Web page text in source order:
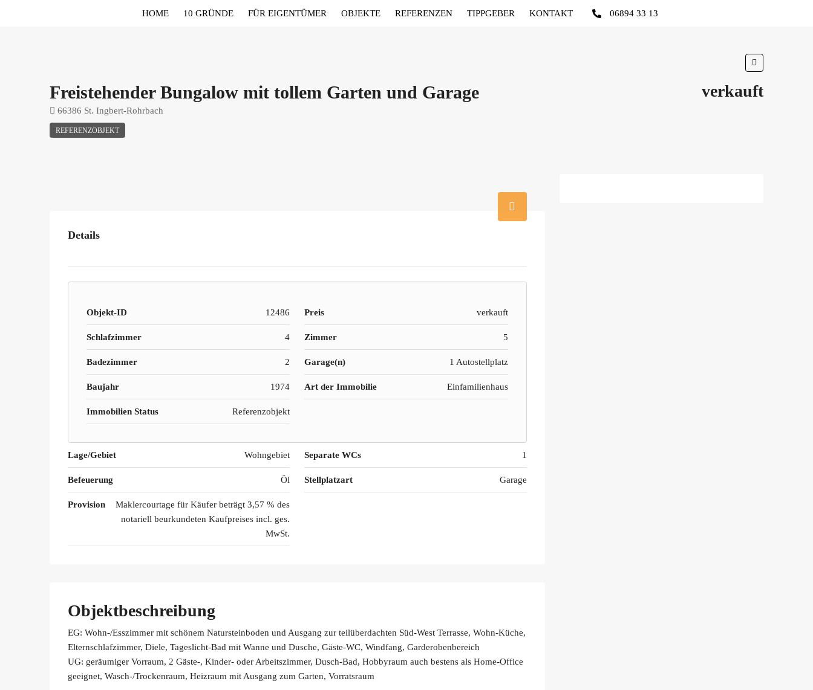
HOME 10 GRÜNDE FÜR EIGENTÜMER OBJEKTE REFERENZEN TIPPGEBER KONTAKT 06894 33 13
Freistehender Bungalow mit tollem Garten und Garage
66386 St. Ingbert-Rohrbach
REFERENZOBJEKT
verkauft
Details
Objekt-ID 12486 Preis verkauft
Schlafzimmer 4 Zimmer 5
Badezimmer 2 Garage(n) 1 Autostellplatz
Baujahr 1974 Art der Immobilie Einfamilienhaus
Immobilien Status Referenzobjekt
Lage/Gebiet Wohngebiet Separate WCs 1
Befeuerung Öl Stellplatzart Garage
Provision
Maklercourtage für Käufer beträgt 3,57 % des
notariell beurkundeten Kaufpreises incl. ges.
MwSt.
Objektbeschreibung
EG: Wohn-/Esszimmer mit schönem Natursteinboden und Ausgang zur teilüberdachten Süd-West Terrasse, Wohn-Küche,
Elternschlafzimmer, Diele, Tageslicht-Bad mit Wanne und Dusche, Gäste-WC, Windfang, Garderobenbereich
UG: geräumiger Vorraum, 2 Gäste-, Kinder- oder Arbeitszimmer, Dusch-Bad, Hobbyraum auch bestens als Home-Office
geeignet, Wasch-/Trockenraum, Heizraum mit Ausgang zum Garten, Vorratsraum